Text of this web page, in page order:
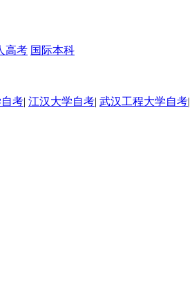
高考 国际本科
考| 江汉大学自考| 武汉工程大学自考|